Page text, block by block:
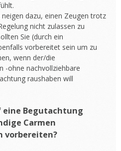
neigen dazu, einen Zeugen trotz
nicht zulassen zu
Sie (durch ein
vorbereitet sein um zu
wenn der/die
-ohne nachvollziehbare
raushaben will
eine Begutachtung
Carmen
vorbereiten?